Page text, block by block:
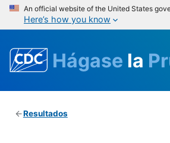
An official website of the United States
Here’s how you know
Hágase la
Resultados